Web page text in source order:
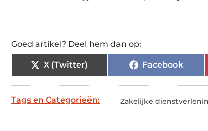
Goed artikel? Deel hem dan op:
X (Twitter) Facebook
Tags en Categorieën: Zakelijke